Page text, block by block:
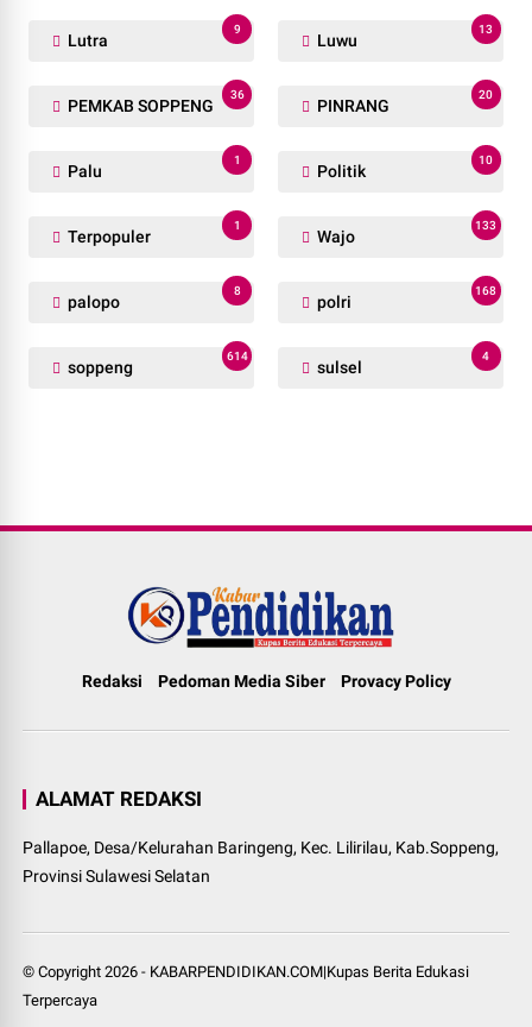
Lutra
9
Luwu
13
PEMKAB SOPPENG
36
PINRANG
20
Palu
1
Politik
10
Terpopuler
1
Wajo
133
palopo
8
polri
168
soppeng
614
sulsel
4
Redaksi Pedoman Media Siber Provacy Policy
ALAMAT REDAKSI
Pallapoe, Desa/Kelurahan Baringeng, Kec. Lilirilau, Kab.Soppeng,
Provinsi Sulawesi Selatan
© Copyright2026 - KABARPENDIDIKAN.COM|Kupas Berita Edukasi
Terpercaya